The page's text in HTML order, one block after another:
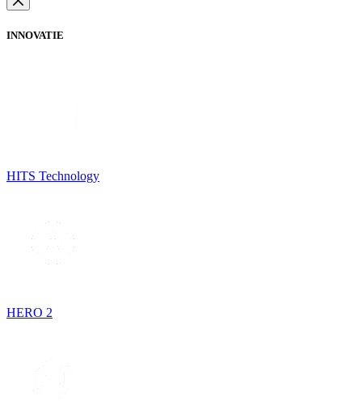
INNOVATIE
HITS Technology
HERO 2